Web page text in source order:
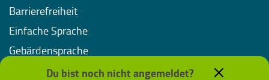
Barrierefreiheit
Einfache Sprache
Gebärdensprache
ImpressumDu bist noch nicht angemeldet?